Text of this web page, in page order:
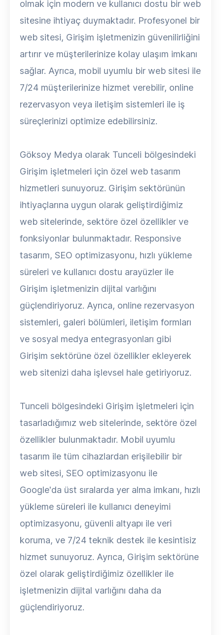
olmak için modern ve kullanıcı dostu bir web
sitesine ihtiyaç duymaktadır. Profesyonel bir
web sitesi, Girişim işletmenizin güvenilirliğini
artırır ve müşterilerinize kolay ulaşım imkanı
sağlar. Ayrıca, mobil uyumlu bir web sitesi ile
7/24 müşterilerinize hizmet verebilir, online
rezervasyon veya iletişim sistemleri ile iş
süreçlerinizi optimize edebilirsiniz.
Göksoy Medya olarak Tunceli bölgesindeki
Girişim işletmeleri için özel web tasarım
hizmetleri sunuyoruz. Girişim sektörünün
ihtiyaçlarına uygun olarak geliştirdiğimiz
web sitelerinde, sektöre özel özellikler ve
fonksiyonlar bulunmaktadır. Responsive
tasarım, SEO optimizasyonu, hızlı yükleme
süreleri ve kullanıcı dostu arayüzler ile
Girişim işletmenizin dijital varlığını
güçlendiriyoruz. Ayrıca, online rezervasyon
sistemleri, galeri bölümleri, iletişim formları
ve sosyal medya entegrasyonları gibi
Girişim sektörüne özel özellikler ekleyerek
web sitenizi daha işlevsel hale getiriyoruz.
Tunceli bölgesindeki Girişim işletmeleri için
tasarladığımız web sitelerinde, sektöre özel
özellikler bulunmaktadır. Mobil uyumlu
tasarım ile tüm cihazlardan erişilebilir bir
web sitesi, SEO optimizasyonu ile
Google'da üst sıralarda yer alma imkanı, hızlı
yükleme süreleri ile kullanıcı deneyimi
optimizasyonu, güvenli altyapı ile veri
koruma, ve 7/24 teknik destek ile kesintisiz
hizmet sunuyoruz. Ayrıca, Girişim sektörüne
özel olarak geliştirdiğimiz özellikler ile
işletmenizin dijital varlığını daha da
güçlendiriyoruz.